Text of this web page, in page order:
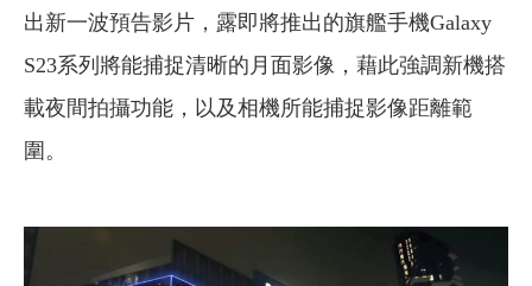
出新一波預告影片，露即將推出的旗艦手機Galaxy
S23系列將能捕捉清晰的月面影像，藉此強調新機搭
載夜間拍攝功能，以及相機所能捕捉影像距離範
圍。